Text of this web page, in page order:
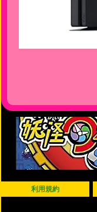
利用規約